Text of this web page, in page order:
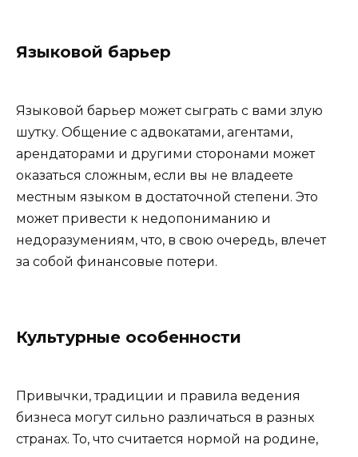
Языковой барьер
Языковой барьер может сыграть с вами злую
шутку. Общение с адвокатами, агентами,
арендаторами и другими сторонами может
оказаться сложным, если вы не владеете
местным языком в достаточной степени. Это
может привести к недопониманию и
недоразумениям, что, в свою очередь, влечет
за собой финансовые потери.
Культурные особенности
Привычки, традиции и правила ведения
бизнеса могут сильно различаться в разных
странах. То, что считается нормой на родине,